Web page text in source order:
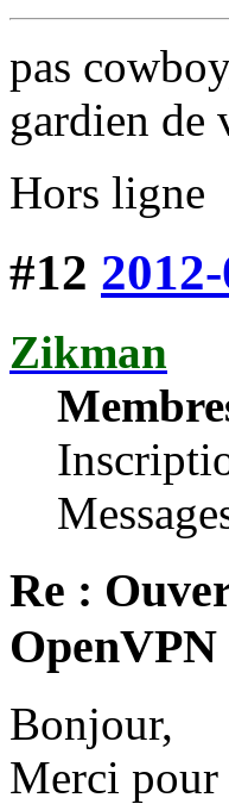
pas
gardien de
Hors ligne
#12
Zikman
Re :
Bonjour,
Merci pour